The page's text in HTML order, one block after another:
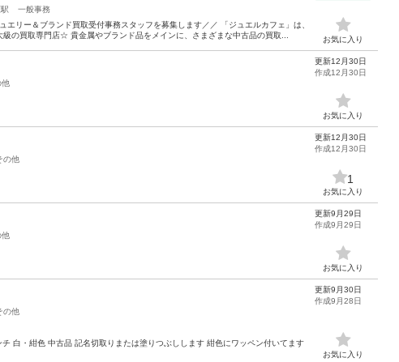
一般事務
リー＆ブランド買取受付事務スタッフを募集します／／ 「ジュエルカフェ」は、
の買取専門店☆ 貴金属やブランド品をメインに、さまざまな中古品の買取...
お気に入り
他
更新12月30日
作成12月30日
お気に入り
の他
更新12月30日
作成12月30日
1
お気に入り
他
更新9月29日
作成9月29日
お気に入り
の他
白・紺色 中古品 記名切取りまたは塗りつぶしします 紺色にワッペン付いてます
更新9月30日
作成9月28日
お気に入り